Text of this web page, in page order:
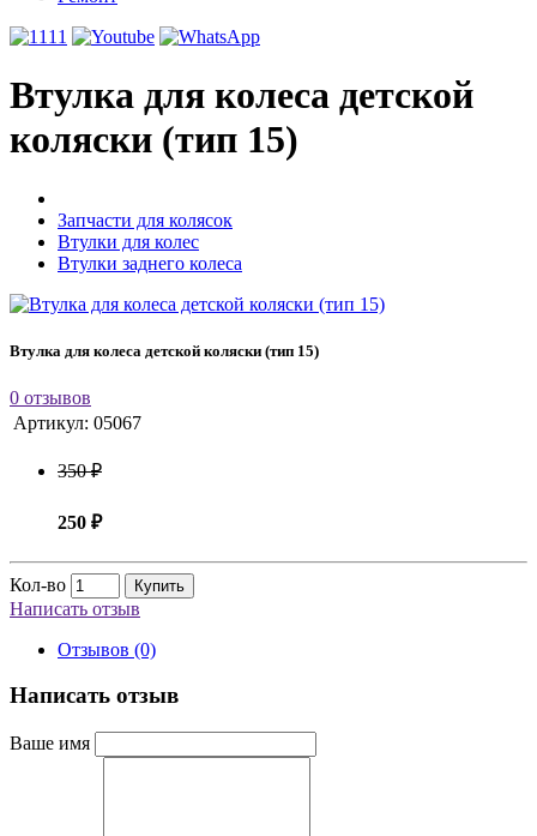
Втулка для колеса детской
коляски (тип 15)
Запчасти для колясок
Втулки для колес
Втулки заднего колеса
Втулка для колеса детской коляски (тип 15)
0 отзывов
Артикул: 05067
350 ₽
250 ₽
Кол-во Купить
Написать отзыв
Отзывов (0)
Написать отзыв
Ваше имя